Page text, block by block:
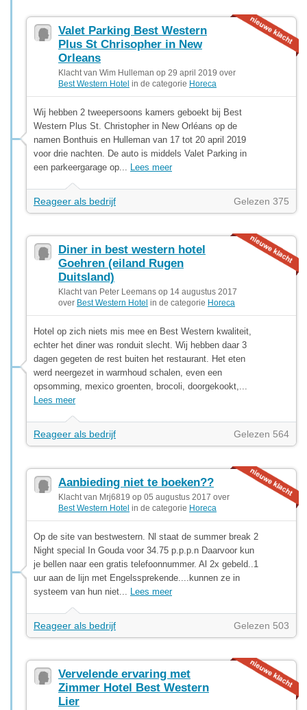
Valet Parking Best Western
Plus St Chrisopher in New
Orleans
Klacht van Wim Hulleman op 29 april 2019 over
Best Western Hotel in de categorie Horeca
Wij hebben 2 tweepersoons kamers geboekt bij Best
Western Plus St. Christopher in New Orléans op de
namen Bonthuis en Hulleman van 17 tot 20 april 2019
voor drie nachten. De auto is middels Valet Parking in
een parkeergarage op... Lees meer
Reageer als bedrijf Gelezen 375
Diner in best western hotel
Goehren (eiland Rugen
Duitsland)
Klacht van Peter Leemans op 14 augustus 2017
over Best Western Hotel in de categorie Horeca
Hotel op zich niets mis mee en Best Western kwaliteit,
echter het diner was ronduit slecht. Wij hebben daar 3
dagen gegeten de rest buiten het restaurant. Het eten
werd neergezet in warmhoud schalen, even een
opsomming, mexico groenten, brocoli, doorgekookt,...
Lees meer
Reageer als bedrijf Gelezen 564
Aanbieding niet te boeken??
Klacht van Mrj6819 op 05 augustus 2017 over
Best Western Hotel in de categorie Horeca
Op de site van bestwestern. Nl staat de summer break 2
Night special In Gouda voor 34.75 p.p.p.n Daarvoor kun
je bellen naar een gratis telefoonnummer. Al 2x gebeld..1
uur aan de lijn met Engelssprekende....kunnen ze in
systeem van hun niet... Lees meer
Reageer als bedrijf Gelezen 503
Vervelende ervaring met
Zimmer Hotel Best Western
Lier